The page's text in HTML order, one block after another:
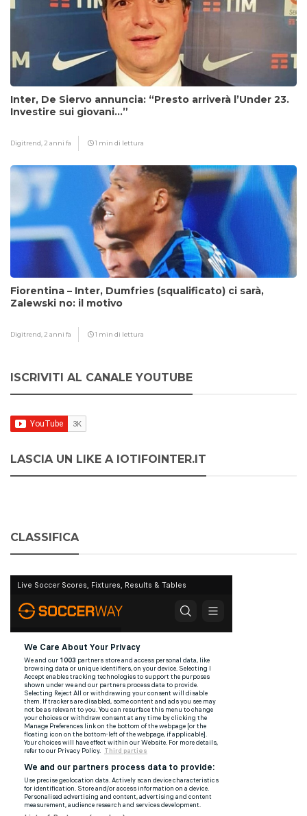
Inter, De Siervo annuncia: “Presto arriverà l’Under 23.
Investire sui giovani…”
Digitrend,2 anni fa 1 min di lettura
Fiorentina – Inter, Dumfries (squalificato) ci sarà,
Zalewski no: il motivo
Digitrend,2 anni fa 1 min di lettura
ISCRIVITI AL CANALE YOUTUBE
LASCIA UN LIKE A IOTIFOINTER.IT
CLASSIFICA